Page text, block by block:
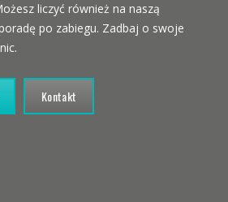
liczyć również na naszą
po zabiegu. Zadbaj o swoje
Kontakt